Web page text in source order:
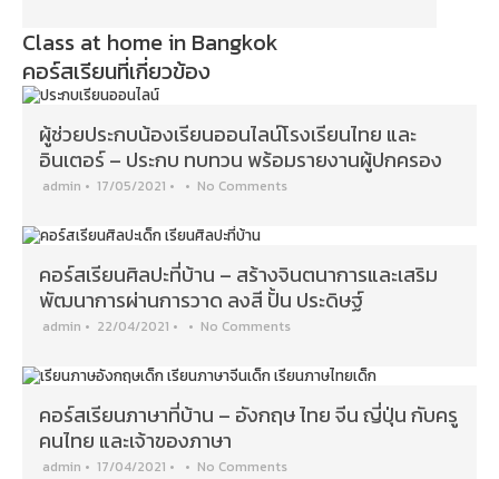
Class at home in Bangkok
คอร์สเรียนที่เกี่ยวข้อง
ผู้ช่วยประกบน้องเรียนออนไลน์โรงเรียนไทย และ
อินเตอร์ – ประกบ ทบทวน พร้อมรายงานผู้ปกครอง
admin • 17/05/2021 • • No Comments
คอร์สเรียนศิลปะที่บ้าน – สร้างจินตนาการและเสริม
พัฒนาการผ่านการวาด ลงสี ปั้น ประดิษฐ์
admin • 22/04/2021 • • No Comments
คอร์สเรียนภาษาที่บ้าน – อังกฤษ ไทย จีน ญี่ปุ่น กับครู
คนไทย และเจ้าของภาษา
admin • 17/04/2021 • • No Comments